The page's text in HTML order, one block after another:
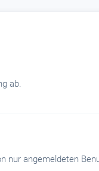
ab.
nur angemeldeten